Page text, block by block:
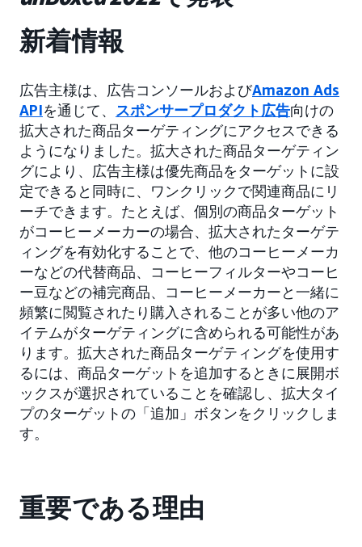
新着情報
広告主様は、広告コンソールおよびAmazon Ads
APIを通じて、 スポンサープロダクト広告向けの
拡大された商品ターゲティングにアクセスできる
ようになりました。拡大された商品ターゲティン
グにより、広告主様は優先商品をターゲットに設
定できると同時に、ワンクリックで関連商品にリ
ーチできます。たとえば、個別の商品ターゲット
がコーヒーメーカーの場合、拡大されたターゲテ
ィングを有効化することで、他のコーヒーメーカ
ーなどの代替商品、コーヒーフィルターやコーヒ
ー豆などの補完商品、コーヒーメーカーと一緒に
頻繁に閲覧されたり購入されることが多い他のア
イテムがターゲティングに含められる可能性があ
ります。拡大された商品ターゲティングを使用す
るには、商品ターゲットを追加するときに展開ボ
ックスが選択されていることを確認し、拡大タイ
プのターゲットの「追加」ボタンをクリックしま
す。
重要である理由